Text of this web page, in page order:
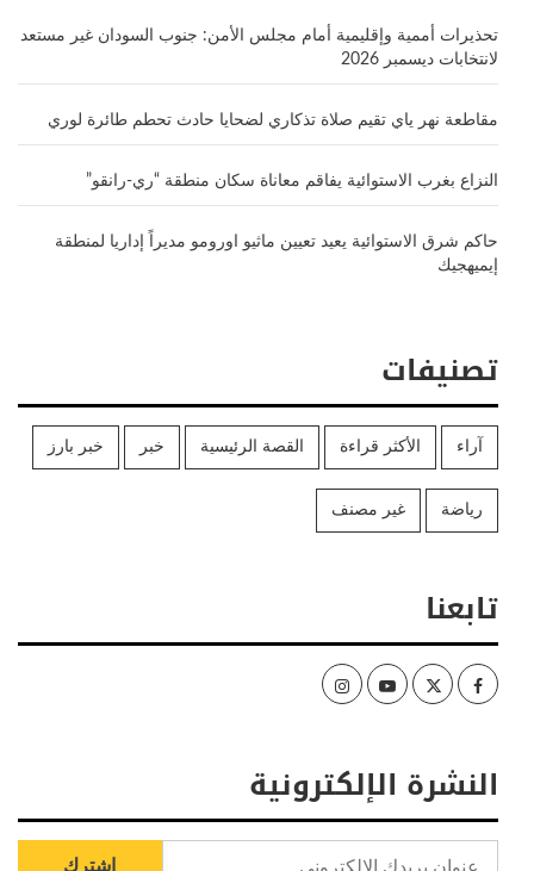
تحذيرات أممية وإقليمية أمام مجلس الأمن: جنوب السودان غير مستعد
لانتخابات ديسمبر 2026
مقاطعة نهر ياي تقيم صلاة تذكاري لضحايا حادث تحطم طائرة لوري
النزاع بغرب الاستوائية يفاقم معاناة سكان منطقة “ري-رانقو”
حاكم شرق الاستوائية يعيد تعيين ماثيو اورومو مديراً إداريا لمنطقة
إيميهجيك
تصنيفات
آراء الأكثر قراءة القصة الرئيسية خبر خبر بارز
رياضة غير مصنف
تابعنا
Facebook
Twitter
Youtube
Instagram
النشرة الإلكترونية